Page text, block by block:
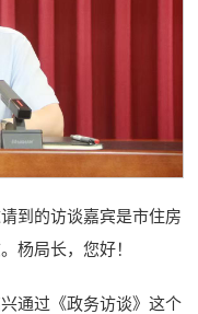
到的访谈嘉宾是市住房
杨局长，您好！
通过《政务访谈》这个